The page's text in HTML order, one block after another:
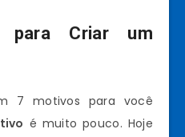
Criar um
7 motivos para você
é muito pouco. Hoje